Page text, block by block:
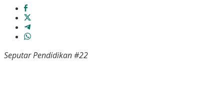
Seputar Pendidikan #22